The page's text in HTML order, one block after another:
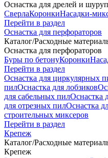
Оснастка для дрелей и
СверлаКоронкиНасадки-
Перейти в раздел
Оснастка для перфораторов
Каталог/Расходные
Оснастка для перфораторов
Буры по бетонуКоронки
Перейти в раздел
Оснастка для циркулярных
пилОснастка для лобзиков
для сабельных пилОснастка
для отрезных пилОснастка
строительных миксеров
Перейти в раздел
Крепеж
Каталог/Расходные
Крепеж